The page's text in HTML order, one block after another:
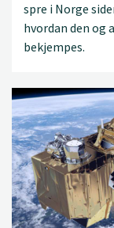
spre i Norge
hvordan den og
bekjempes.